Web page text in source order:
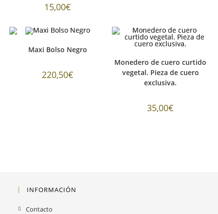
15,00€
Maxi Bolso Negro
220,50€
Monedero de cuero curtido
vegetal. Pieza de cuero
exclusiva.
35,00€
INFORMACIÓN
Contacto